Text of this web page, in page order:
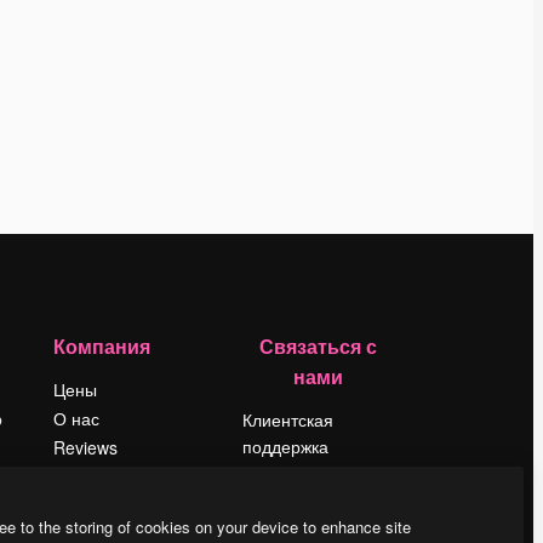
Компания
Цены
О нас
Reviews
Блог
Связаться с
нами
Клиентская
поддержка
LinkedIn
to the storing of cookies on your device to enhance site